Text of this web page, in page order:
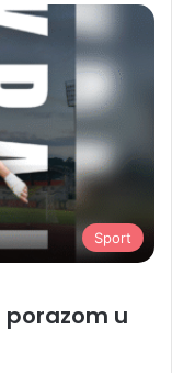
Sport
porazom u